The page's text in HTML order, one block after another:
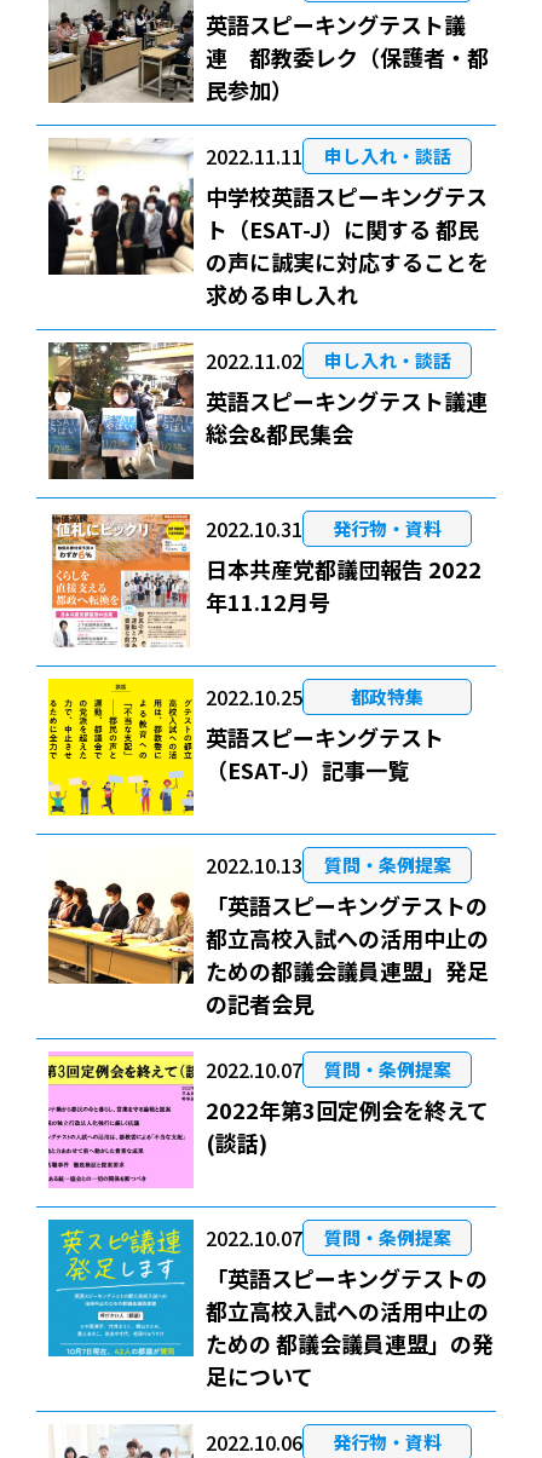
英語スピーキングテスト議
連 都教委レク（保護者・都
民参加）
2022.11.11 申し入れ・談話
中学校英語スピーキングテス
ト（ESAT-J）に関する 都民
の声に誠実に対応することを
求める申し入れ
2022.11.02 申し入れ・談話
英語スピーキングテスト議連
総会&都民集会
2022.10.31 発行物・資料
日本共産党都議団報告 2022
年11.12月号
2022.10.25 都政特集
英語スピーキングテスト
（ESAT-J）記事一覧
2022.10.13 質問・条例提案
「英語スピーキングテストの
都立高校入試への活用中止の
ための都議会議員連盟」発足
の記者会見
2022.10.07 質問・条例提案
2022年第3回定例会を終えて
(談話)
2022.10.07 質問・条例提案
「英語スピーキングテストの
都立高校入試への活用中止の
ための 都議会議員連盟」の発
足について
2022.10.06 発行物・資料